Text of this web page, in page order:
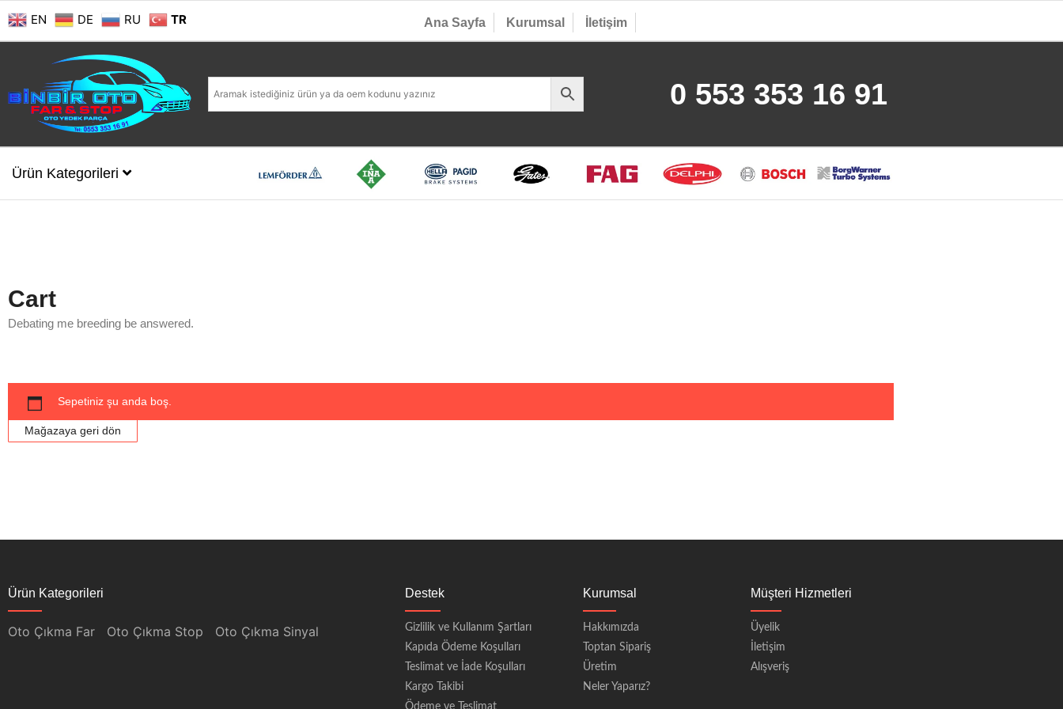
EN DE RU TR Ana Sayfa Kurumsal İletişim
0 553 353 16 91
Ürün Kategorileri
Cart
Debating me breeding be answered.
Sepetiniz şu anda boş.
Mağazaya geri dön
Ürün Kategorileri
Oto Çıkma Far Oto Çıkma Stop Oto Çıkma Sinyal
Destek
Gizlilik ve Kullanım Şartları
Kapıda Ödeme Koşulları
Teslimat ve İade Koşulları
Kargo Takibi
Ödeme ve Teslimat
Kurumsal
Hakkımızda
Toptan Sipariş
Üretim
Neler Yaparız?
Müşteri Hizmetleri
Üyelik
İletişim
Alışveriş